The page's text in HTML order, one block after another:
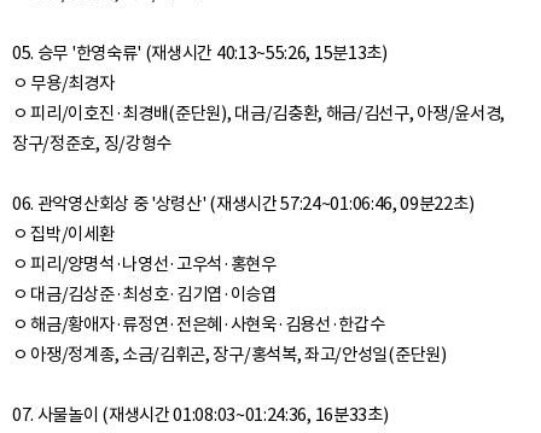
05. 승무 '한영숙류' (재생시간 40:13~55:26, 15분13초)
ㅇ 무용/최경자
ㅇ 피리/이호진·최경배(준단원), 대금/김충환, 해금/김선구, 아쟁/윤서경,
장구/정준호, 징/강형수
06. 관악영산회상 중 '상령산' (재생시간 57:24~01:06:46, 09분22초)
ㅇ 집박/이세환
ㅇ 피리/양명석·나영선·고우석·홍현우
ㅇ 대금/김상준·최성호·김기엽·이승엽
ㅇ 해금/황애자·류정연·전은혜·사현욱·김용선·한갑수
ㅇ 아쟁/정계종, 소금/김휘곤, 장구/홍석복, 좌고/안성일(준단원)
07. 사물놀이 (재생시간 01:08:03~01:24:36, 16분33초)